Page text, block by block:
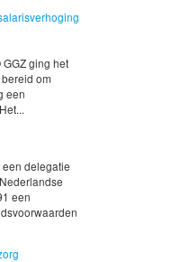
ging het
om
een
delegatie
een